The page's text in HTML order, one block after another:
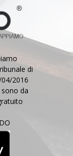
di
2016
da